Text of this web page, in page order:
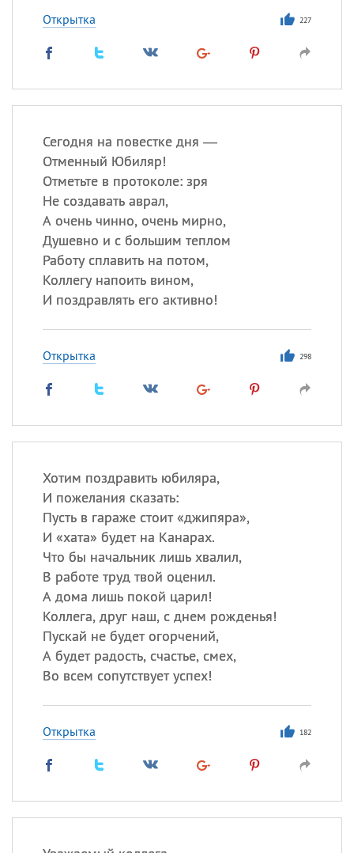
Открытка 227
Сегодня на повестке дня —
Отменный Юбиляр!
Отметьте в протоколе: зря
Не создавать аврал,
А очень чинно, очень мирно,
Душевно и с большим теплом
Работу сплавить на потом,
Коллегу напоить вином,
И поздравлять его активно!
Открытка 298
Хотим поздравить юбиляра,
И пожелания сказать:
Пусть в гараже стоит «джипяра»,
И «хата» будет на Канарах.
Что бы начальник лишь хвалил,
В работе труд твой оценил.
А дома лишь покой царил!
Коллега, друг наш, с днем рожденья!
Пускай не будет огорчений,
А будет радость, счастье, смех,
Во всем сопутствует успех!
Открытка 182